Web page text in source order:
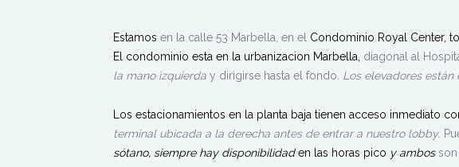
Estamos en la calle 53 Marbella, en el Condominio Royal Center,
El condominio esta en la urbanizacion Marbella, diagonal al
la mano izquierda y dirigirse hasta el fondo. Los elevadores están
Los estacionamientos en la planta baja tienen acceso inmediato
terminal ubicada a la derecha antes de entrar a nuestro lobby.
sótano, siempre hay disponibilidaden las horas pico y ambosson